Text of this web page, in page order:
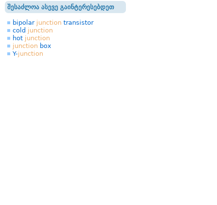
შესაძლოა ასევე გაინტერესებდეთ
bipolar junction transistor
cold junction
hot junction
junction box
Y-junction